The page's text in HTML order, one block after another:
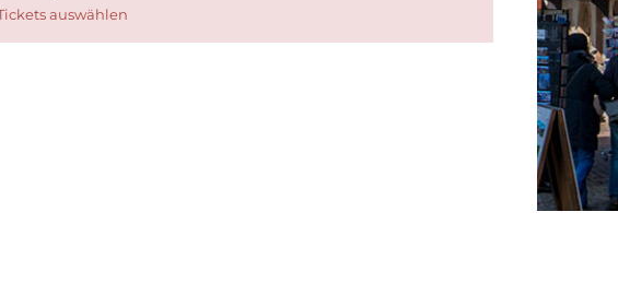
auswählen